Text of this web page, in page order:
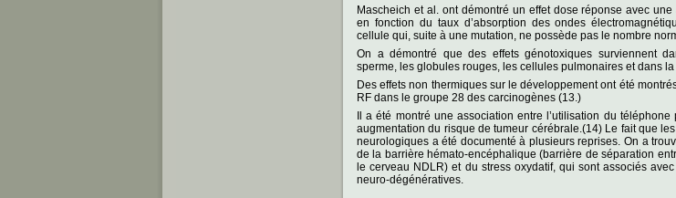
Mascheich et al. ont démontré un effet dose réponse avec
en fonction du taux d’absorption des ondes
cellule qui, suite à une mutation, ne possède pas le nombre
On a démontré que des effets génotoxiques surviennent
sperme, les globules rouges, les cellules pulmonaires et dans
Des effets non thermiques sur le développement ont été
RF dans le groupe 28 des carcinogènes (13.)
Il a été montré une association entre l’utilisation du
augmentation du risque de tumeur cérébrale.(14) Le fait que
neurologiques a été documenté à plusieurs reprises. On a
de la barrière hémato-encéphalique (barrière de séparation
le cerveau NDLR) et du stress oxydatif, qui sont associés
neuro-dégénératives.